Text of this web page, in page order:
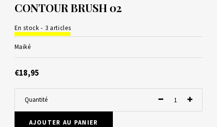
CONTOUR BRUSH 02
En stock - 3 articles
Maiké
€18,95
Quantité
AJOUTER AU PANIER